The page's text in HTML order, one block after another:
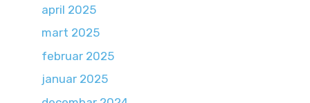
april 2025
mart 2025
februar 2025
januar 2025